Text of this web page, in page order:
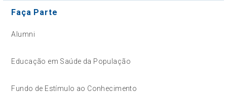
Faça Parte
Alumni
Educação em Saúde da População
Fundo de Estímulo ao Conhecimento